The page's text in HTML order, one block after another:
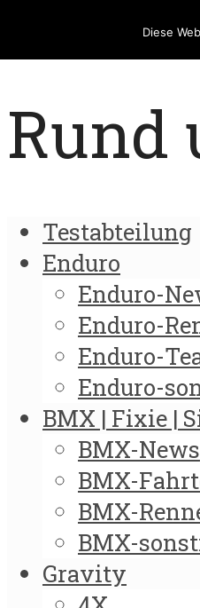
Rund
Testabteilung
Enduro
Enduro-
Enduro-
Enduro-
Enduro-
BMX | Fixie |
BMX-News
BMX-
BMX-
BMX-
Gravity
Diese